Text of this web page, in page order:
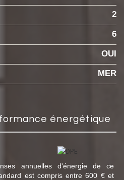
2
6
OUI
MER
énergétique
annuelles d'énergie de ce
est compris entre 600 € et